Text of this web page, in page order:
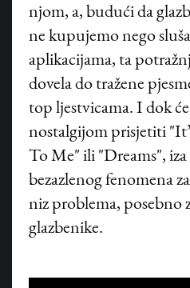
njom, a, budući da
ne kupujemo nego
aplikacijama, ta
dovela do tražene
top ljestvicama. I dok
nostalgijom prisjetiti
To Me" ili "Dreams",
bezazlenog fenomena
niz problema, posebno
glazbenike.